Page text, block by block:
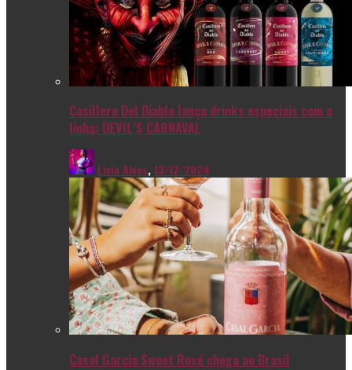
Casillero Del Diablo lança drinks especiais com a
linha: DEVIL’S CARNAVAL
Livia Alves,13/12/2024
Casal Garcia Sweet Rosé chega ao Brasil